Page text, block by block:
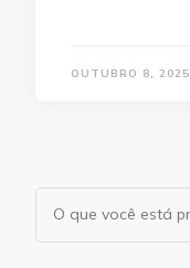
OUTUBRO 8, 2025
Procurando
algo?